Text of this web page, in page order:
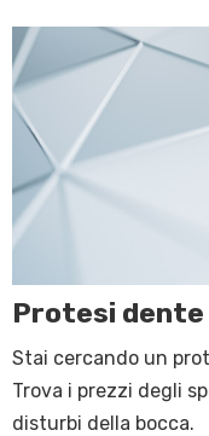
Protesi dente
Stai cercando un
Trova i prezzi degli
disturbi della bocca.